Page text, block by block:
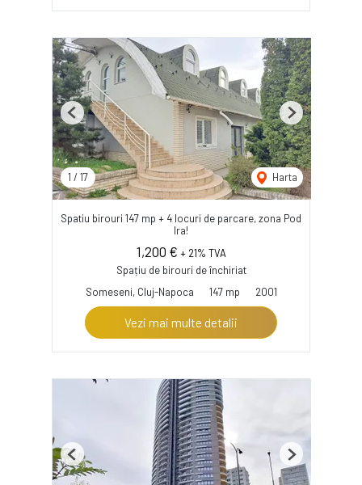
1 / 17 Harta
Previous Next
Spatiu birouri 147 mp + 4 locuri de parcare, zona Pod
Ira!
1,200 € + 21% TVA
Spațiu de birouri de închiriat
Someseni, Cluj-Napoca
147 mp 2001
Vezi mai multe detalii
Previous Next